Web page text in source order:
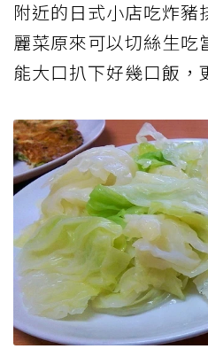
附近的日式小店吃炸豬
麗菜原來可以切絲生吃
能大口扒下好幾口飯，